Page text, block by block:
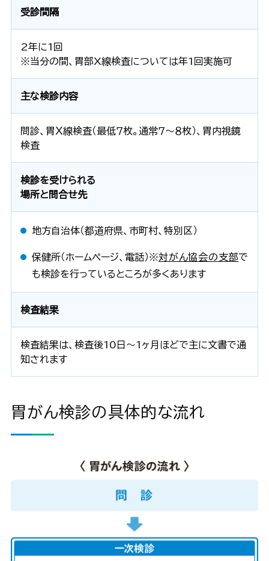
受診間隔
2年に1回
※当分の間、胃部X線検査については年1回実施可
主な検診内容
問診、胃Ｘ線検査（最低７枚。通常７～８枚）、胃内視鏡
検査
検診を受けられる
場所と問合せ先
地方自治体（都道府県、市町村、特別区）
保健所（ホームページ、電話）※対がん協会の支部で
も検診を行っているところが多くあります
検査結果
検査結果は、検査後10日～1ヶ月ほどで主に文書で通
知されます
胃がん検診の具体的な流れ